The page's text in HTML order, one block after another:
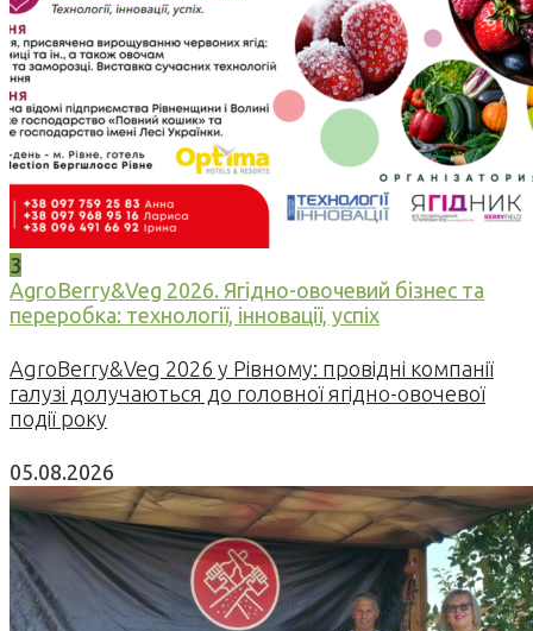
3
AgroBerry&Veg 2026. Ягідно-овочевий бізнес та
переробка: технології, інновації, успіх
AgroBerry&Veg 2026 у Рівному: провідні компанії
галузі долучаються до головної ягідно-овочевої
події року
05.08.2026